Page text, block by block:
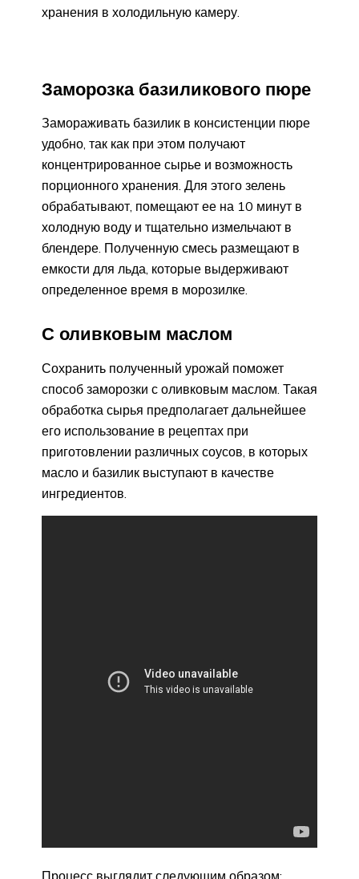
хранения в холодильную камеру.
Заморозка базиликового пюре
Замораживать базилик в консистенции пюре
удобно, так как при этом получают
концентрированное сырье и возможность
порционного хранения. Для этого зелень
обрабатывают, помещают ее на 10 минут в
холодную воду и тщательно измельчают в
блендере. Полученную смесь размещают в
емкости для льда, которые выдерживают
определенное время в морозилке.
С оливковым маслом
Сохранить полученный урожай поможет
способ заморозки с оливковым маслом. Такая
обработка сырья предполагает дальнейшее
его использование в рецептах при
приготовлении различных соусов, в которых
масло и базилик выступают в качестве
ингредиентов.
Процесс выглядит следующим образом: